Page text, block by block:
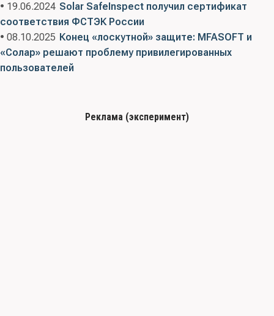
• 19.06.2024 Solar SafeInspect получил сертификат
соответствия ФСТЭК России
• 08.10.2025 Конец «лоскутной» защите: MFASOFT и
«Солар» решают проблему привилегированных
пользователей
Реклама (эксперимент)